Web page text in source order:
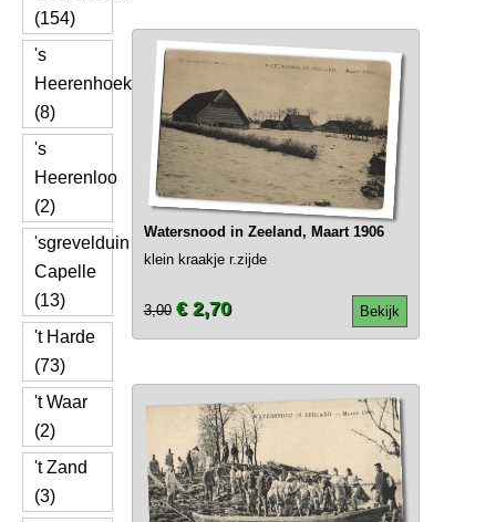
(154)
's
Heerenhoek
(8)
's
Heerenloo
(2)
'sgrevelduin
Capelle
(13)
't Harde
(73)
't Waar
(2)
't Zand
(3)
Watersnood in Zeeland, Maart 1906
klein kraakje r.zijde
Bekijk
3,00 € 2,70